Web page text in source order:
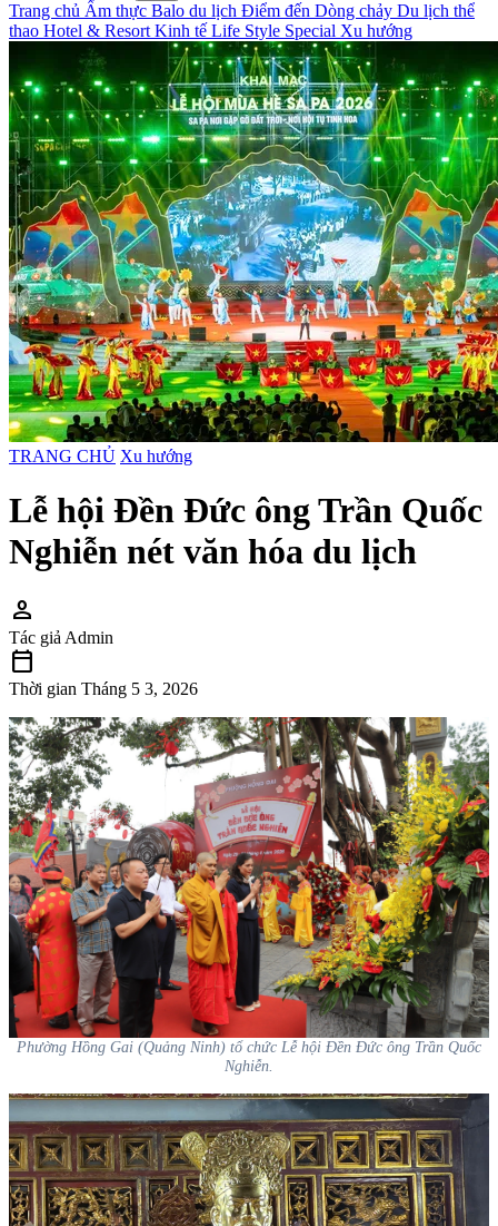
Trang chủ Ẩm thực Balo du lịch Điểm đến Dòng chảy Du lịch thể
thao Hotel & Resort Kinh tế Life Style Special Xu hướng
TRANG CHỦ Xu hướng
Lễ hội Đền Đức ông Trần Quốc
Nghiễn nét văn hóa du lịch
person
Tác giả Admin
calendar_today
Thời gian Tháng 5 3, 2026
Phường Hồng Gai (Quảng Ninh) tổ chức Lễ hội Đền Đức ông Trần Quốc
Nghiễn.